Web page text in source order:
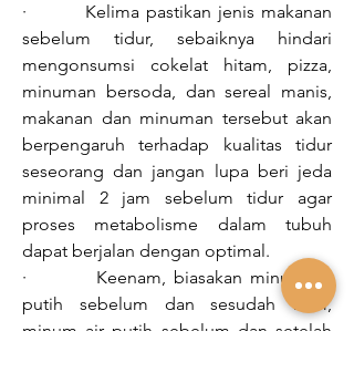
·         Kelima pastikan jenis makanan
sebelum tidur, sebaiknya hindari
mengonsumsi cokelat hitam, pizza,
minuman bersoda, dan sereal manis,
makanan dan minuman tersebut akan
berpengaruh terhadap kualitas tidur
seseorang dan jangan lupa beri jeda
minimal 2 jam sebelum tidur agar
proses metabolisme dalam tubuh
dapat berjalan dengan optimal.
·         Keenam, biasakan minum air
putih sebelum dan sesudah tidur,
minum air putih sebelum dan setelah